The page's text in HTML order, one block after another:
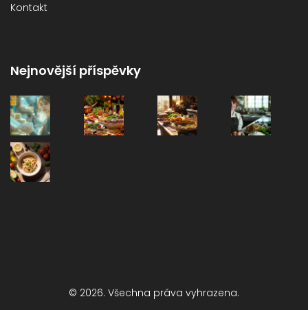
Kontakt
Nejnovější příspěvky
© 2026. Všechna práva vyhrazena.